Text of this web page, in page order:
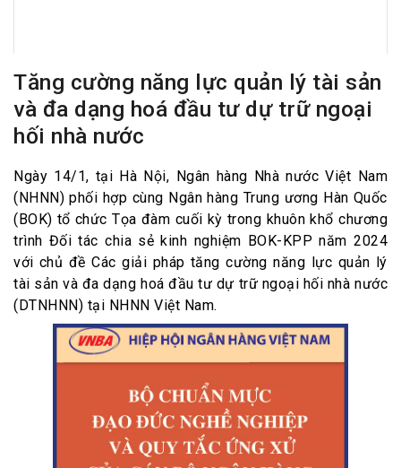
Tăng cường năng lực quản lý tài sản
và đa dạng hoá đầu tư dự trữ ngoại
hối nhà nước
Ngày 14/1, tại Hà Nội, Ngân hàng Nhà nước Việt Nam
(NHNN) phối hợp cùng Ngân hàng Trung ương Hàn Quốc
(BOK) tổ chức Tọa đàm cuối kỳ trong khuôn khổ chương
trình Đối tác chia sẻ kinh nghiệm BOK-KPP năm 2024
với chủ đề Các giải pháp tăng cường năng lực quản lý
tài sản và đa dạng hoá đầu tư dự trữ ngoại hối nhà nước
(DTNHNN) tại NHNN Việt Nam.